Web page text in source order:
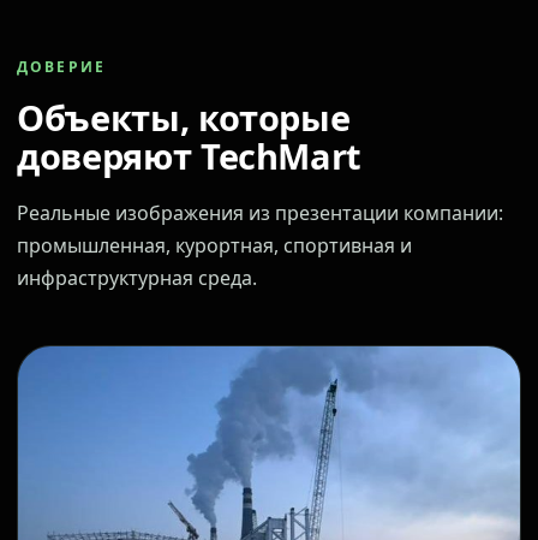
ДОВЕРИЕ
Объекты, которые
доверяют TechMart
Реальные изображения из презентации компании:
промышленная, курортная, спортивная и
инфраструктурная среда.